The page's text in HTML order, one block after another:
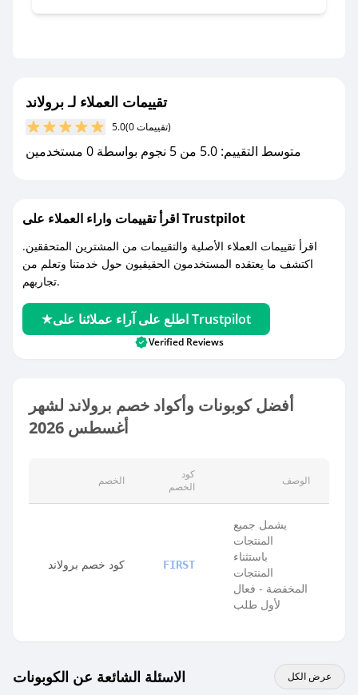
مع صحصح، تسوق بذكاء ووفّر على كل مشترياتك مع
تقييمات العملاء لـ برولاند
5.0 (0 تقييمات)
متوسط التقييم: 5.0 من 5 نجوم بواسطة 0 مستخدمين
اقرأ تقييمات واراء العملاء على Trustpilot
اقرأ تقييمات العملاء الأصلية والتقييمات من المشترين المتحققين.
اكتشف ما يعتقده المستخدمون الحقيقيون حول خدمتنا وتعلم من
تجاربهم.
اطلع على آراء عملائنا على Trustpilot
Verified Reviews
أفضل كوبونات وأكواد خصم برولاند لشهر
أغسطس 2026
الخصم
كود
الخصم
الوصف
كود خصم برولاند FIRST
يشمل جميع
المنتجات
باستثناء
المنتجات
المخفضة - فعال
لأول طلب
الاسئلة الشائعة عن الكوبونات عرض الكل